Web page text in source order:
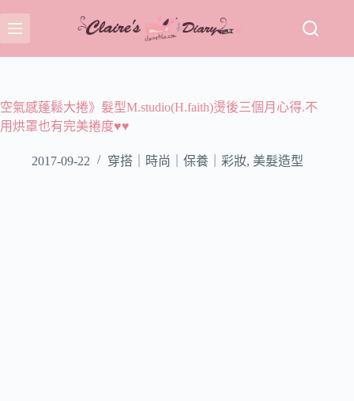
至
主
容
空氣感蓬鬆大捲》髮型M.studio(H.faith)燙後三個月心得.不
用烘罩也有完美捲度♥♥
2017-09-22 穿搭｜時尚｜保養｜彩妝, 美髮造型